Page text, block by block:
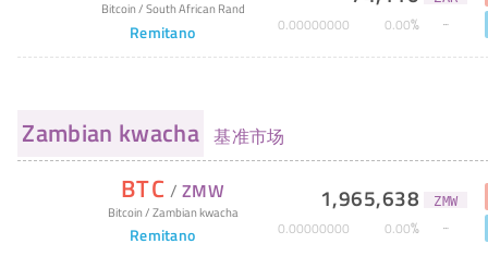
Bitcoin/South African Rand
Remitano 0.00000000 0.00%
Zambian kwacha 基准市场
BTC / ZMW
Bitcoin/Zambian kwacha
Remitano
1,965,638 ZMW
0.00000000 0.00%